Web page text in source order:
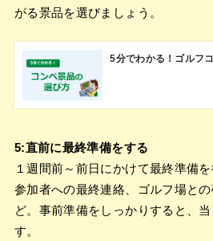
がる景品を選びましょう。
5分でわかる！ゴルフ
5:直前に最終準備をする
１週間前～前日にかけて最終準備
参加者への最終連絡、ゴルフ場と
ど。事前準備をしっかりすると、
す。